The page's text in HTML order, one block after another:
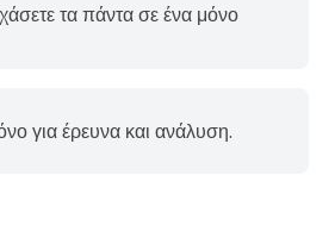
τα πάντα σε ένα μόνο
για έρευνα και ανάλυση.